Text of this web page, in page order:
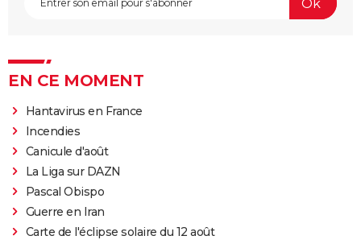
EN CE MOMENT
Hantavirus en France
Incendies
Canicule d'août
La Liga sur DAZN
Pascal Obispo
Guerre en Iran
Carte de l'éclipse solaire du 12 août